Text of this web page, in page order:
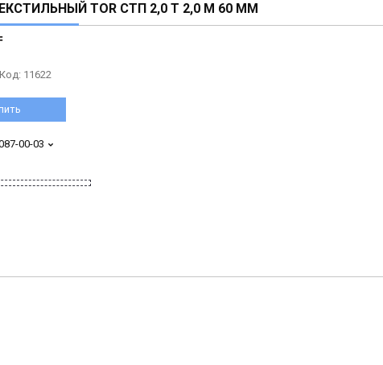
TOR СТП 2,0 Т 2,0 М 60 ММ
Код: 11622
00-03